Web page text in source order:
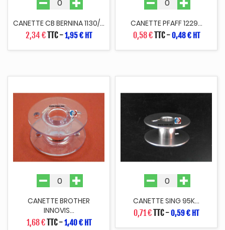
CANETTE CB BERNINA 1130/...
2,34 €TTC-1,95 € HT
CANETTE PFAFF 1229...
0,58 €TTC-0,48 € HT
CANETTE BROTHER
INNOVIS...
1,68 €TTC-1,40 € HT
CANETTE SING 95K...
0,71 €TTC-0,59 € HT